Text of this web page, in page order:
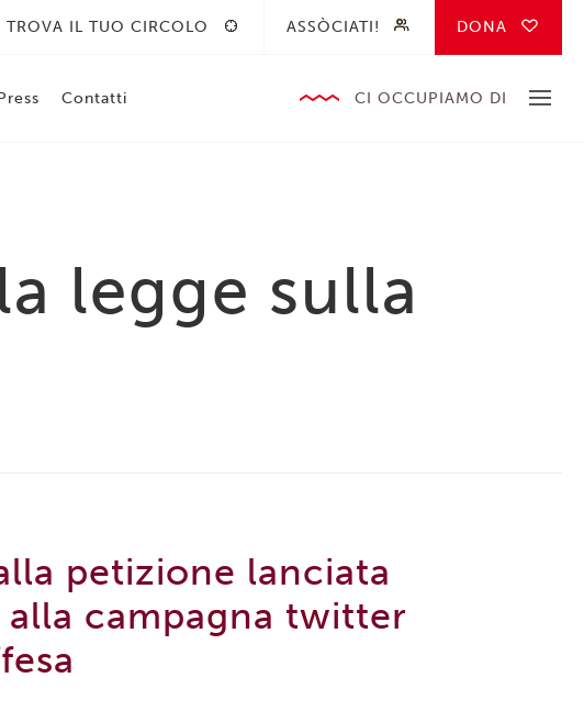
TROVA IL TUO CIRCOLO ASSÒCIATI! DONA
Contatti CI OCCUPIAMO DI
legge sulla
petizione lanciata
campagna twitter